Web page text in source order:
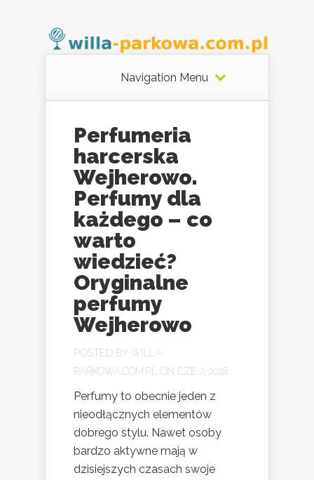
Navigation Menu
Perfumeria
harcerska
Wejherowo.
Perfumy dla
każdego – co
warto
wiedzieć?
Oryginalne
perfumy
Wejherowo
POSTED BY WILLA-
PARKOWA.COM.PL
ON CZE 2, 2018
Perfumy to obecnie jeden z
nieodłącznych elementów
dobrego stylu. Nawet osoby
bardzo aktywne mają w
dzisiejszych czasach swoje